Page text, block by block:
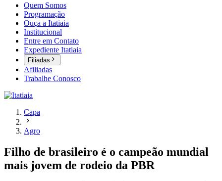
Quem Somos
Programação
Ouça a Itatiaia
Institucional
Entre em Contato
Expediente Itatiaia
Filiadas
Afiliadas
Trabalhe Conosco
Capa
Agro
Filho de brasileiro é o campeão mundial
mais jovem de rodeio da PBR